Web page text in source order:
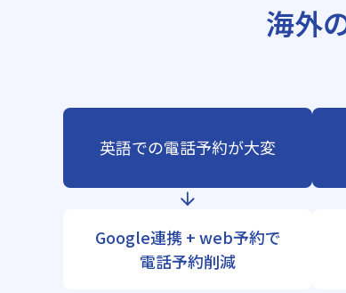
海外
英語での電話予約が大変
Google連携 + web予約で
電話予約削減